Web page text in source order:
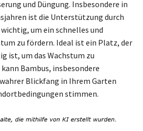
und Düngung. Insbesondere in
ist die Unterstützung durch
um ein schnelles und
zu fördern. Ideal ist ein Platz, der
ist, um das Wachstum zu
Bambus, insbesondere
Blickfang in Ihrem Garten
stimmen.